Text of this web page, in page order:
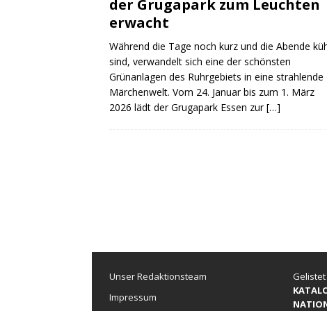
der Grugapark zum Leuchten
erwacht
Während die Tage noch kurz und die Abende
sind, verwandelt sich eine der schönsten
Grünanlagen des Ruhrgebiets in eine strahlende
Märchenwelt. Vom 24. Januar bis zum 1. März
2026 lädt der Grugapark Essen zur[…]
Unser Redaktionsteam
Impressum
Gelistet